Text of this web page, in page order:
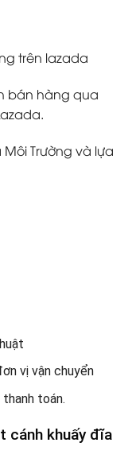
bán hàng qua
Trường và lựa
vị vận chuyển
toán.
cánh khuấy đĩa